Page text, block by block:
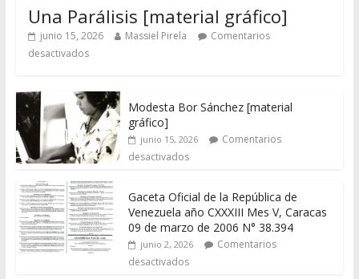
Una Parálisis [material gráfico]
junio 15, 2026 Massiel Pirela
Comentarios
desactivados
Modesta Bor Sánchez [material
gráfico]
junio 15, 2026
Comentarios
desactivados
Gaceta Oficial de la República de
Venezuela año CXXXIII Mes V, Caracas
09 de marzo de 2006 N° 38.394
junio 2, 2026
Comentarios
desactivados